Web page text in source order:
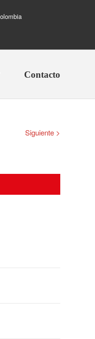
Contacto
Siguiente >